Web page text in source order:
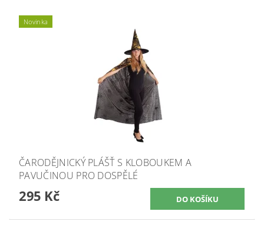
Novinka
ČARODĚJNICKÝ PLÁŠŤ S KLOBOUKEM A
PAVUČINOU PRO DOSPĚLÉ
295 Kč